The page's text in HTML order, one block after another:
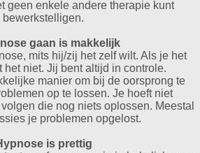
geen enkele andere therapie kunt
bewerkstelligen.
gaan is makkelijk
mits hij/zij het zelf wilt. Als je het
het niet. Jij bent altijd in controle.
manier om bij de oorsprong te
op te lossen. Je hoeft niet
die nog niets oplossen. Meestal
je problemen opgelost.
is prettig